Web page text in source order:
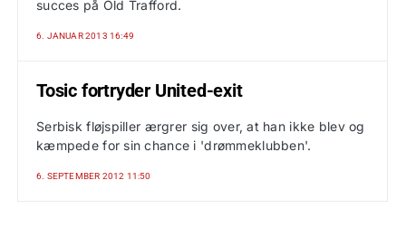
succes på Old Trafford.
6. JANUAR 2013 16:49
Tosic fortryder United-exit
Serbisk fløjspiller ærgrer sig over, at han ikke blev og
kæmpede for sin chance i 'drømmeklubben'.
6. SEPTEMBER 2012 11:50